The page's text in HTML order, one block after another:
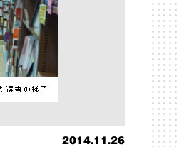
2014.11.26